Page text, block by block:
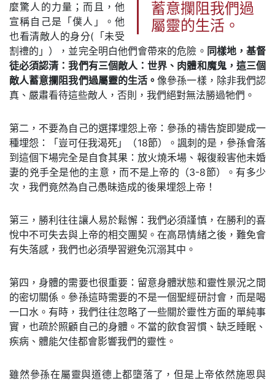
蓄意攔阻我們過
屬靈的生活。
麼驚人的力量；而且，他
宣稱自己是「僕人」。他
也看清敵人的身分(「未受
割禮的」），並完全明白他們會帶來的危險。 同樣地，基督
徒必須認清：我們有三個敵人：世界、肉體和魔鬼，這三個
敵人蓄意攔阻我們過屬靈的生活。像參孫一樣，除非我們認
真、嚴肅看待這些敵人，否則，我們絕對無法勝過牠們。
第二，不要為自己的選擇埋怨上帝：參孫的禱告旋即變成一
種埋怨：「豈可任我渴死」（18節）。諷刺的是，參孫會落
到這個下場完全是自食其果：放火燒禾場、報復殺害他未婚
妻的兇手全是他的主意，而不是上帝的（3-8節）。有多少
次，我們竟然為自己愚昧造成的後果埋怨上帝！
第三，勝利往往讓人易於鬆懈：我們必須謹慎，在勝利的喜
悅中不可失去與上帝的相交團契。在高昂情緒之後，難免會
有失落感，我們也必須學習避免沉溺其中。
第四，身體的需要也很重要：留意身體狀態和靈性景況之間
的密切關係。參孫這時需要的不是一個聖經研討會，而是喝
一口水。有時，我們往往忽略了一些關於靈性方面的單純事
實，也疏於照顧自己的身體。不當的飲食習慣、缺乏睡眠、
疾病、體能欠佳都會影響我們的靈性。
雖然參孫在屬靈與道德上都墮落了，但是上帝依然施恩與